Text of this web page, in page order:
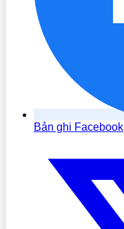
Bản ghi Facebook